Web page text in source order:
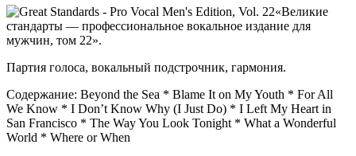
«Великие
стандарты — профессиональное вокальное издание для
мужчин, том 22».
Партия голоса, вокальный подстрочник, гармония.
Содержание: Beyond the Sea * Blame It on My Youth * For All
We Know * I Don’t Know Why (I Just Do) * I Left My Heart in
San Francisco * The Way You Look Tonight * What a Wonderful
World * Where or When